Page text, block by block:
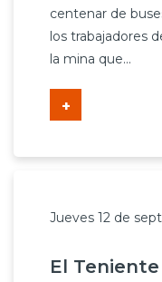
centenar de
los trabajadores
la mina que...
+
Jueves 12 de
El